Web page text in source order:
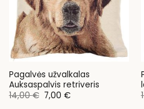
Pagalvės užvalkalas
Auksaspalvis retriveris
14,00€ Original
price
7,00 €Current